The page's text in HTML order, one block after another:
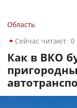
Область
Сейчас читают: 0
Как в ВКО